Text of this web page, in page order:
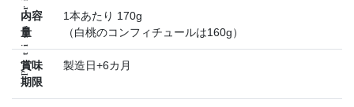
内容
量
1本あたり 170g
（白桃のコンフィチュールは160g）
賞味
期限
製造日+6カ月